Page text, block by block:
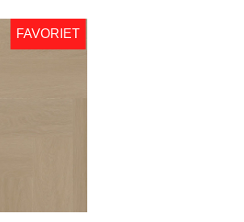
FAVORIET